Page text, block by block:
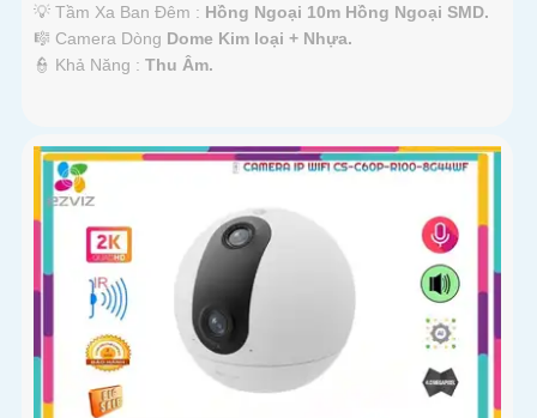
💡 Tầm Xa Ban Đêm : Hồng Ngoại 10m Hồng Ngoại SMD.
🎼️ Camera Dòng Dome Kim loại + Nhựa.
️👮 Khả Năng : Thu Âm.